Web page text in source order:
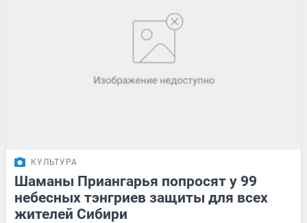
КУЛЬТУРА
Шаманы Приангарья попросят у 99
небесных тэнгриев защиты для всех
жителей Сибири